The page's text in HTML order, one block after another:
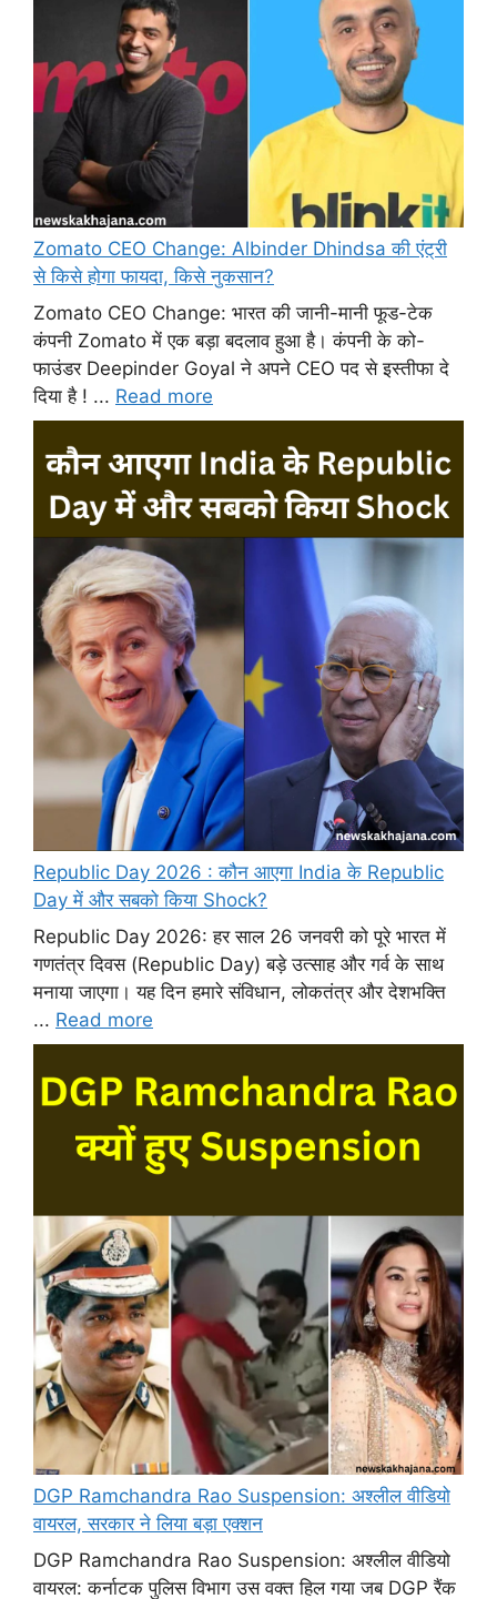
Zomato CEO Change: Albinder Dhindsa की एंट्री
से किसे होगा फायदा, किसे नुकसान?
Zomato CEO Change: भारत की जानी-मानी फूड-टेक
कंपनी Zomato में एक बड़ा बदलाव हुआ है। कंपनी के को-
फाउंडर Deepinder Goyal ने अपने CEO पद से इस्तीफा दे
दिया है ! ... Read more
Republic Day 2026 : कौन आएगा India के Republic
Day में और सबको किया Shock?
Republic Day 2026: हर साल 26 जनवरी को पूरे भारत में
गणतंत्र दिवस (Republic Day) बड़े उत्साह और गर्व के साथ
मनाया जाएगा। यह दिन हमारे संविधान, लोकतंत्र और देशभक्ति
... Read more
DGP Ramchandra Rao Suspension: अश्लील वीडियो
वायरल, सरकार ने लिया बड़ा एक्शन
DGP Ramchandra Rao Suspension: अश्लील वीडियो
वायरल: कर्नाटक पुलिस विभाग उस वक्त हिल गया जब DGP रैंक